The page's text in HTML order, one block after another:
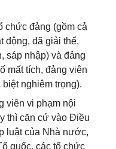
chức đảng (gồm cả
động, đã giải thể,
sáp nhập) và đảng
mất tích, đảng viên
nghiêm trọng).
viên vi phạm nội
thì căn cứ vào Điều
luật của Nhà nước,
quốc, các tổ chức